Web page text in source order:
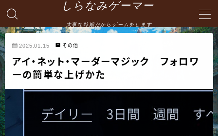
しらなみゲーマー
大事な時期だからゲームをします
MENU
English
お問い合わせ
2025.01.15 その他
アイ・ネット・マーダーマジック フォロワ
ーの簡単な上げかた